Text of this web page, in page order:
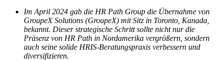
Im April 2024 gab die HR Path Group die Übernahme von
GroupeX Solutions (GroupeX) mit Sitz in Toronto, Kanada,
bekannt. Dieser strategische Schritt sollte nicht nur die
Präsenz von HR Path in Nordamerika vergrößern, sondern
auch seine solide HRIS-Beratungspraxis verbessern und
diversifizieren.